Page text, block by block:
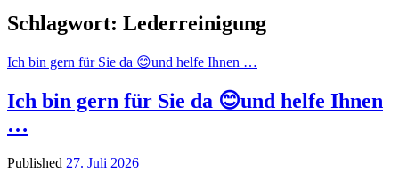
Schlagwort: Lederreinigung
Ich bin gern für Sie da 😊und helfe Ihnen …
Ich bin gern für Sie da 😊und helfe Ihnen
…
Published 27. Juli 2026